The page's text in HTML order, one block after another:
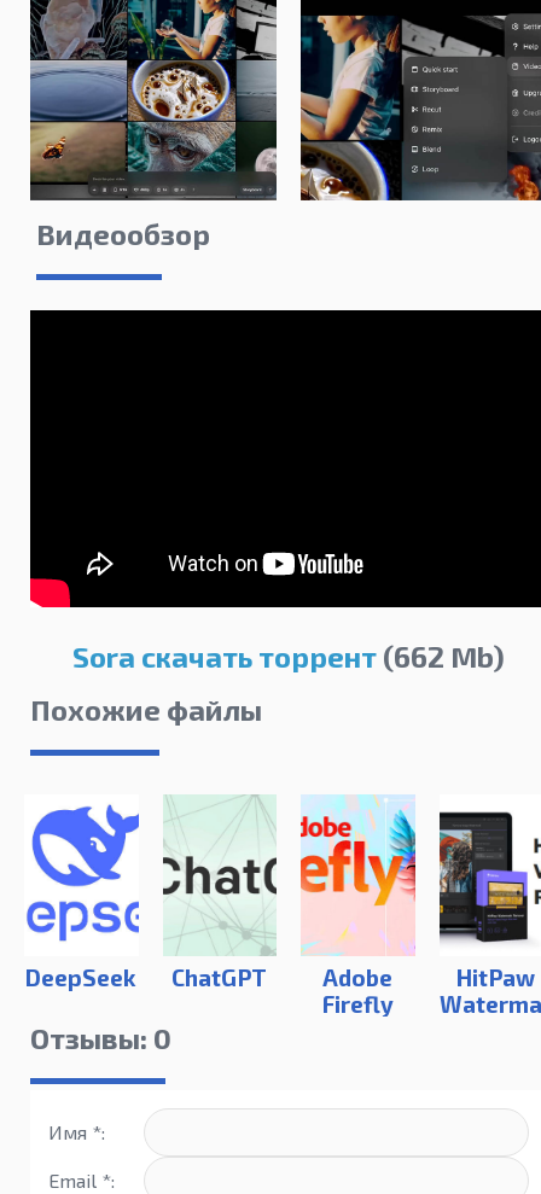
Видеообзор
Sora скачать торрент (662 Mb)
Похожие файлы
DeepSeek ChatGPT
Adobe
Firefly
HitPaw
Отзывы: 0
Имя *:
Email *: